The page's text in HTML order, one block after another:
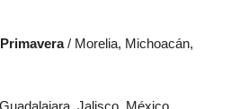
/ Morelia, Michoacán,